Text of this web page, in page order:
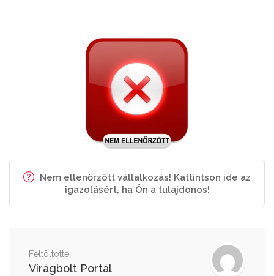
Nem ellenőrzött vállalkozás! Kattintson ide az
igazolásért, ha Ön a tulajdonos!
Feltöltötte:
Virágbolt Portál